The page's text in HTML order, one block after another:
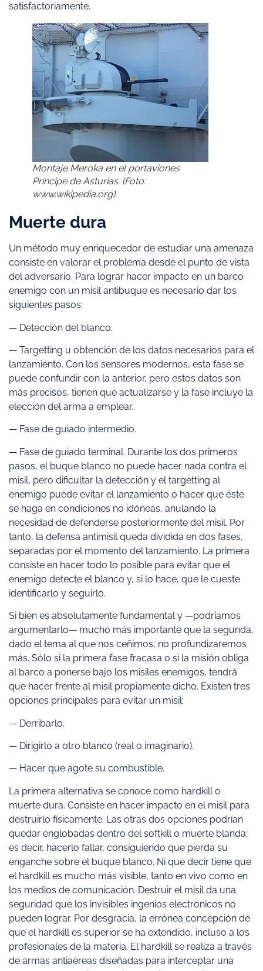
satisfactoriamente.
Montaje Meroka en el portaviones
Príncipe de Asturias. (Foto:
www.wikipedia.org).
Muerte dura
Un método muy enriquecedor de estudiar una amenaza
consiste en valorar el problema desde el punto de vista
del adversario. Para lograr hacer impacto en un barco
enemigo con un misil antibuque es necesario dar los
siguientes pasos:
— Detección del blanco.
— Targetting u obtención de los datos necesarios para el
lanzamiento. Con los sensores modernos, esta fase se
puede confundir con la anterior, pero estos datos son
más precisos, tienen que actualizarse y la fase incluye la
elección del arma a emplear.
— Fase de guiado intermedio.
— Fase de guiado terminal. Durante los dos primeros
pasos, el buque blanco no puede hacer nada contra el
misil, pero dificultar la detección y el targetting al
enemigo puede evitar el lanzamiento o hacer que éste
se haga en condiciones no idóneas, anulando la
necesidad de defenderse posteriormente del misil. Por
tanto, la defensa antimisil queda dividida en dos fases,
separadas por el momento del lanzamiento. La primera
consiste en hacer todo lo posible para evitar que el
enemigo detecte el blanco y, si lo hace, que le cueste
identificarlo y seguirlo.
Si bien es absolutamente fundamental y —podríamos
argumentarlo— mucho más importante que la segunda,
dado el tema al que nos ceñimos, no profundizaremos
más. Sólo si la primera fase fracasa o si la misión obliga
al barco a ponerse bajo los misiles enemigos, tendrá
que hacer frente al misil propiamente dicho. Existen tres
opciones principales para evitar un misil:
— Derribarlo.
— Dirigirlo a otro blanco (real o imaginario).
— Hacer que agote su combustible.
La primera alternativa se conoce como hardkill o
muerte dura. Consiste en hacer impacto en el misil para
destruirlo físicamente. Las otras dos opciones podrían
quedar englobadas dentro del softkill o muerte blanda;
es decir, hacerlo fallar, consiguiendo que pierda su
enganche sobre el buque blanco. Ni que decir tiene que
el hardkill es mucho más visible, tanto en vivo como en
los medios de comunicación. Destruir el misil da una
seguridad que los invisibles ingenios electrónicos no
pueden lograr. Por desgracia, la errónea concepción de
que el hardkill es superior se ha extendido, incluso a los
profesionales de la materia. El hardkill se realiza a través
de armas antiaéreas diseñadas para interceptar una